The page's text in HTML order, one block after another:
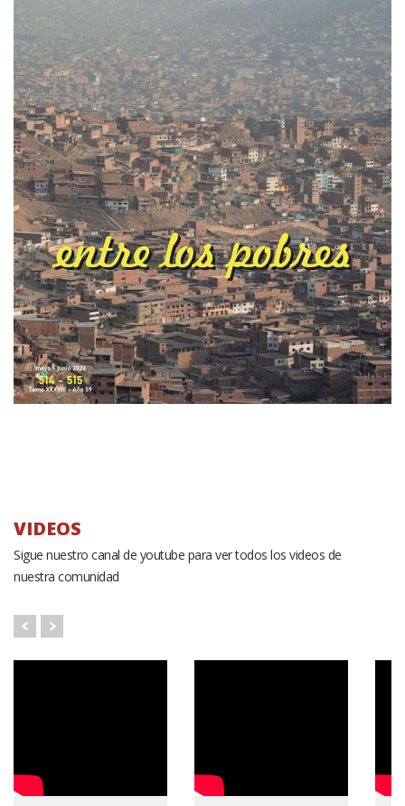
VIDEOS
Sigue nuestro canal de youtube para ver todos los videos de
nuestra comunidad